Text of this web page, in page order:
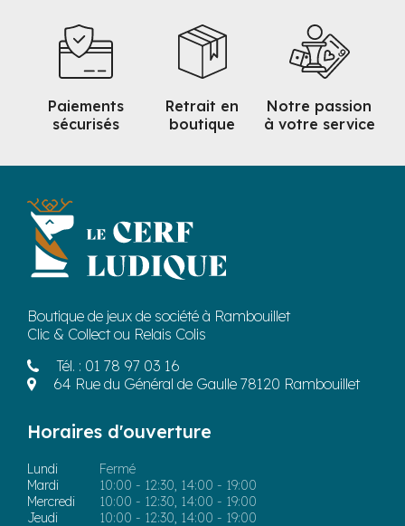
Paiements
sécurisés
Retrait en
boutique
Notre passion
à votre service
Boutique de jeux de société à Rambouillet
Clic & Collect ou Relais Colis
Tél. : 01 78 97 03 16
64 Rue du Général de Gaulle 78120 Rambouillet
Horaires d'ouverture
Lundi
Fermé
Mardi
10:00 - 12:30, 14:00 - 19:00
Mercredi
10:00 - 12:30, 14:00 - 19:00
Jeudi
10:00 - 12:30, 14:00 - 19:00